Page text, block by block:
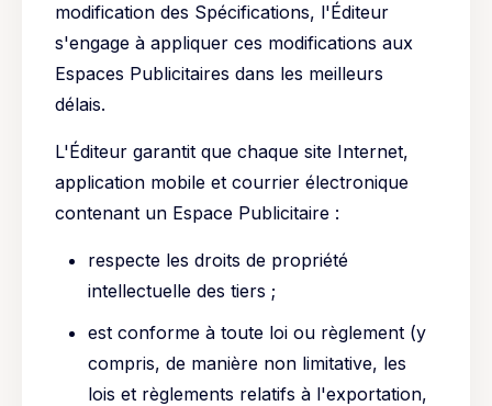
modification des Spécifications, l'Éditeur
s'engage à appliquer ces modifications aux
Espaces Publicitaires dans les meilleurs
délais.
L'Éditeur garantit que chaque site Internet,
application mobile et courrier électronique
contenant un Espace Publicitaire :
respecte les droits de propriété
intellectuelle des tiers ;
est conforme à toute loi ou règlement (y
compris, de manière non limitative, les
lois et règlements relatifs à l'exportation,